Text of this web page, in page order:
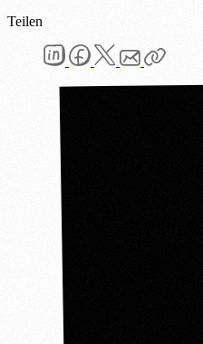
Teilen